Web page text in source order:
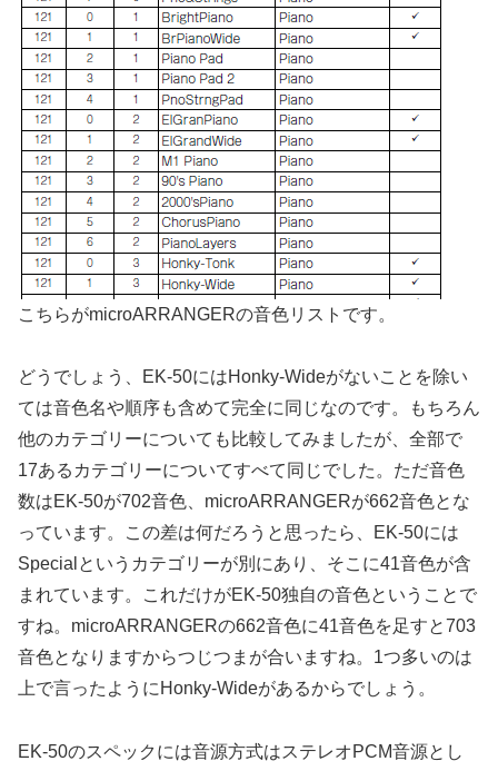
こちらがmicroARRANGERの音色リストです。
どうでしょう、EK-50にはHonky-Wideがないことを除い
ては音色名や順序も含めて完全に同じなのです。もちろん
他のカテゴリーについても比較してみましたが、全部で
17あるカテゴリーについてすべて同じでした。ただ音色
数はEK-50が702音色、microARRANGERが662音色とな
っています。この差は何だろうと思ったら、EK-50には
Specialというカテゴリーが別にあり、そこに41音色が含
まれています。これだけがEK-50独自の音色ということで
すね。microARRANGERの662音色に41音色を足すと703
音色となりますからつじつまが合いますね。1つ多いのは
上で言ったようにHonky-Wideがあるからでしょう。
EK-50のスペックには音源方式はステレオPCM音源とし